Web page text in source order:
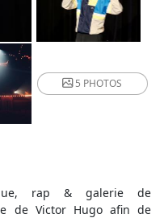
5 PHOTOS
rap & galerie de
de Victor Hugo afin de